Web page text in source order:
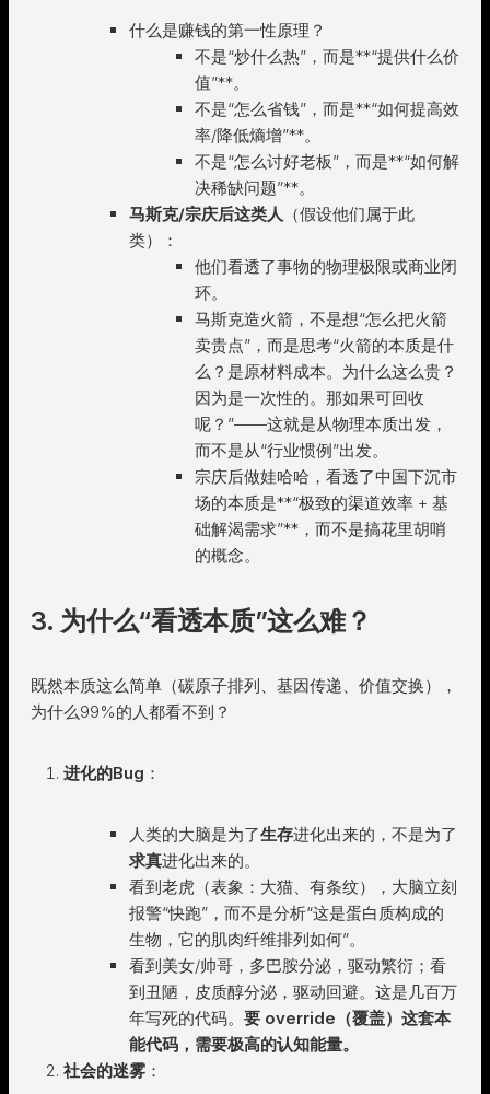
什么是赚钱的第一性原理？
不是“炒什么热”，而是**“提供什么价
值”**。
不是“怎么省钱”，而是**“如何提高效
率/降低熵增”**。
不是“怎么讨好老板”，而是**“如何解
决稀缺问题”**。
马斯克/宗庆后这类人 （假设他们属于此
类）：
他们看透了事物的物理极限或商业闭
环。
马斯克造火箭，不是想“怎么把火箭
卖贵点”，而是思考“火箭的本质是什
么？是原材料成本。为什么这么贵？
因为是一次性的。那如果可回收
呢？”——这就是从物理本质出发，
而不是从“行业惯例”出发。
宗庆后做娃哈哈，看透了中国下沉市
场的本质是**“极致的渠道效率 + 基
础解渴需求”**，而不是搞花里胡哨
的概念。
3. 为什么“看透本质”这么难？
既然本质这么简单（碳原子排列、基因传递、价值交换），
为什么99%的人都看不到？
进化的Bug ：
人类的大脑是为了生存进化出来的，不是为了
求真进化出来的。
看到老虎（表象：大猫、有条纹），大脑立刻
报警“快跑”，而不是分析“这是蛋白质构成的
生物，它的肌肉纤维排列如何”。
看到美女/帅哥，多巴胺分泌，驱动繁衍；看
到丑陋，皮质醇分泌，驱动回避。这是几百万
年写死的代码。 要 override（覆盖）这套本
能代码，需要极高的认知能量。
社会的迷雾 ：